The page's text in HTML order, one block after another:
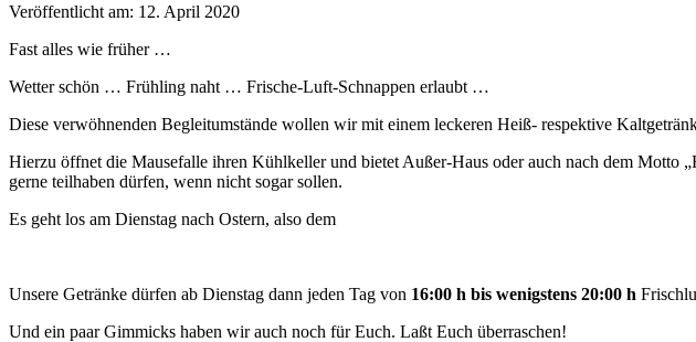
Veröffentlicht am: 12. April 2020
Fast alles wie früher …
Wet­ter schön … Früh­ling naht … Frische-Luft-Schnap­pen erlaubt …
Diese ver­wöh­nen­den Beglei­tum­stände wollen wir mit einem leck­eren Heiß- respek­tive
Hierzu öffnet die Mause­falle ihren Küh­lkeller und bietet Außer-Haus oder auch nach dem Mot­to
gerne teil­haben dür­fen, wenn nicht sog­ar sollen.
Es geht los am Dien­stag nach Ostern, also dem
Unsere Getränke dür­fen ab Dien­stag dann jeden Tag von 16:00 h bis wenig­stens 20:00 h
Und ein paar Gim­micks haben wir auch noch für Euch. Laßt Euch überraschen!